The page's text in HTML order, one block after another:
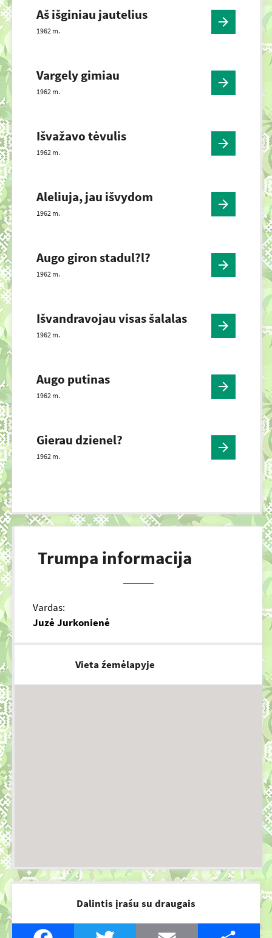
Aš išginiau jautelius
1962 m.
Vargely gimiau
1962 m.
Išvažavo tėvulis
1962 m.
Aleliuja, jau išvydom
1962 m.
Augo giron stadul?l?
1962 m.
Išvandravojau visas šalalas
1962 m.
Augo putinas
1962 m.
Gierau dzienel?
1962 m.
Trumpa informacija
Vardas:
Juzė Jurkonienė
Vieta žemėlapyje
Dalintis įrašu su draugais